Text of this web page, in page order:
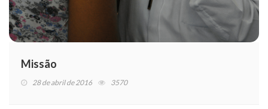
Missão
28 de abril de 2016 3570